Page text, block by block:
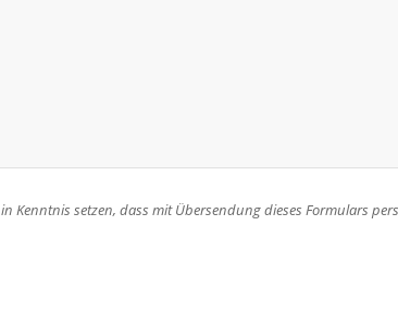
setzen, dass mit Übersendung dieses Formulars